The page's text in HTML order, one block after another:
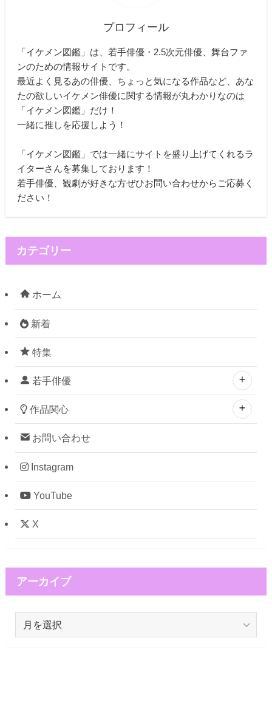
プロフィール
「イケメン図鑑」は、若手俳優・2.5次元俳優、舞台ファ
ンのための情報サイトです。
最近よく見るあの俳優、ちょっと気になる作品など、あな
たの欲しいイケメン俳優に関する情報が丸わかりなのは
「イケメン図鑑」だけ！
一緒に推しを応援しよう！
「イケメン図鑑」では一緒にサイトを盛り上げてくれるラ
イターさんを募集しております！
若手俳優、観劇が好きな方ぜひお問い合わせからご応募く
ださい！
カテゴリー
ホーム
新着
特集
若手俳優
作品関心
お問い合わせ
Instagram
YouTube
X
アーカイブ